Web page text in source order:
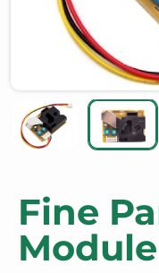
Fine
Module